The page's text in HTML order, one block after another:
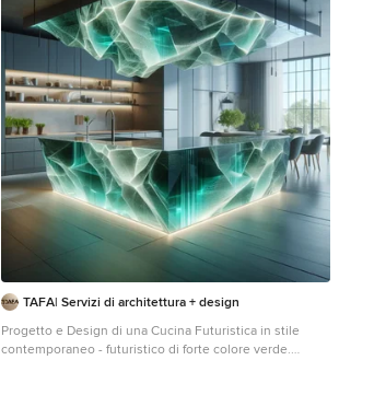
TAFA| Servizi di architettura + design
Progetto e Design di una Cucina Futuristica in stile
contemporaneo - futuristico di forte colore verde.